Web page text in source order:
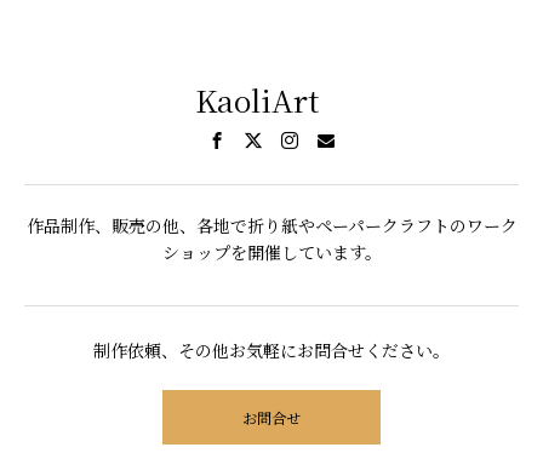
KaoliArt
作品制作、販売の他、各地で折り紙やペーパークラフトのワーク
ショップを開催しています。
制作依頼、その他お気軽にお問合せください。
お問合せ